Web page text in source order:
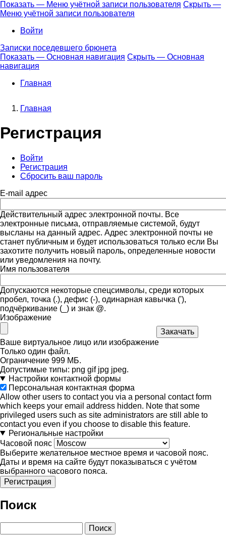
Перейти
к
содержанию
Меню
учётной
записи
пользователя
Показать — Меню учётной записи пользователя Скрыть —
Меню учётной записи пользователя
Войти
Записки поседевшего брюнета
Основная
навигация
Показать — Основная навигация Скрыть — Основная
навигация
Главная
навигации
Главная
Регистрация
Главные
вкладки
Войти
Регистрация
вкладка)
Сбросить ваш пароль
E-mail адрес
Действительный адрес электронной почты. Все
электронные письма, отправляемые системой, будут
высланы на данный адрес. Адрес электронной почты не
станет публичным и будет использоваться только если Вы
захотите получить новый пароль, определенные новости
или уведомления на почту.
Имя пользователя
Допускаются некоторые спецсимволы, среди которых
пробел, точка (.), дефис (-), одинарная кавычка ('),
подчёркивание (_) и знак @.
Изображение
Ваше виртуальное лицо или изображение
Только один файл.
Ограничение 999 МБ.
Допустимые типы: png gif jpg jpeg.
Настройки контактной формы
Персональная контактная форма
Allow other users to contact you via a personal contact form
which keeps your email address hidden. Note that some
privileged users such as site administrators are still able to
contact you even if you choose to disable this feature.
Региональные настройки
Часовой пояс
Выберите желательное местное время и часовой пояс.
Даты и время на сайте будут показываться с учётом
выбранного часового пояса.
Поиск